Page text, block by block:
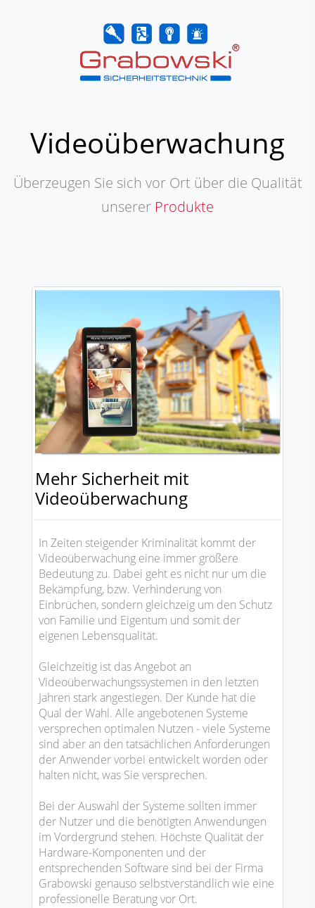
Videoüberwachung
Überzeugen Sie sich vor Ort über die Qualität
unserer Produkte
Mehr Sicherheit mit
Videoüberwachung
In Zeiten steigender Kriminalität kommt der
Videoüberwachung eine immer größere
Bedeutung zu. Dabei geht es nicht nur um die
Bekämpfung, bzw. Verhinderung von
Einbrüchen, sondern gleichzeig um den Schutz
von Familie und Eigentum und somit der
eigenen Lebensqualität.
Gleichzeitig ist das Angebot an
Videoüberwachungssystemen in den letzten
Jahren stark angestiegen. Der Kunde hat die
Qual der Wahl. Alle angebotenen Systeme
versprechen optimalen Nutzen - viele Systeme
sind aber an den tatsächlichen Anforderungen
der Anwender vorbei entwickelt worden oder
halten nicht, was Sie versprechen.
Bei der Auswahl der Systeme sollten immer
der Nutzer und die benötigten Anwendungen
im Vordergrund stehen. Höchste Qualität der
Hardware-Komponenten und der
entsprechenden Software sind bei der Firma
Grabowski genauso selbstverständlich wie eine
professionelle Beratung vor Ort.